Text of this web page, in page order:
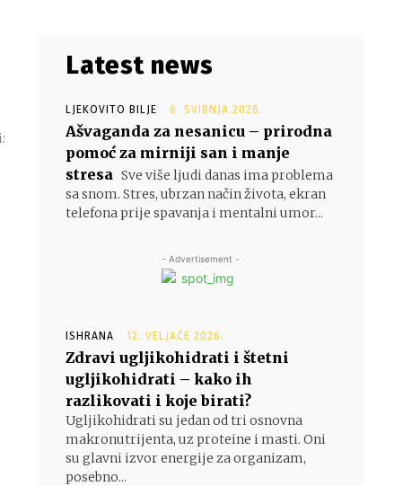
Latest news
LJEKOVITO BILJE 6. SVIBNJA 2026.
Ašvaganda za nesanicu – prirodna
pomoć za mirniji san i manje
stresa Sve više ljudi danas ima problema
sa snom. Stres, ubrzan način života, ekran
telefona prije spavanja i mentalni umor...
- Advertisement -
ISHRANA 12. VELJAČE 2026.
Zdravi ugljikohidrati i štetni
ugljikohidrati – kako ih
razlikovati i koje birati?
Ugljikohidrati su jedan od tri osnovna
makronutrijenta, uz proteine i masti. Oni
su glavni izvor energije za organizam,
posebno...